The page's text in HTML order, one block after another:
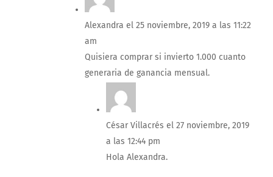
Alexandra el 25 noviembre, 2019 a las 11:22
am
Quisiera comprar si invierto 1.000 cuanto
generaria de ganancia mensual.
César Villacrés el 27 noviembre, 2019
a las 12:44 pm
Hola Alexandra.